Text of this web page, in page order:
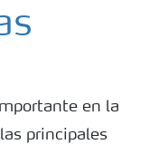
en la
principales